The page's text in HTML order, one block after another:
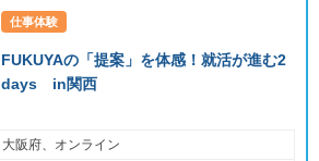
仕事体験
FUKUYAの「提案」を体感！就活が進む2
days in関西
大阪府、オンライン